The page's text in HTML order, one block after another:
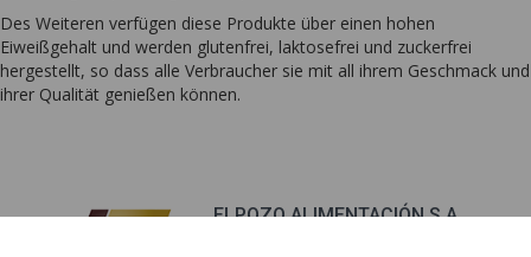
Des Weiteren verfügen diese Produkte über einen hohen
Eiweißgehalt und werden glutenfrei, laktosefrei und zuckerfrei
hergestellt, so dass alle Verbraucher sie mit all ihrem Geschmack und
ihrer Qualität genießen können.
ELPOZO ALIMENTACIÓN S.A.